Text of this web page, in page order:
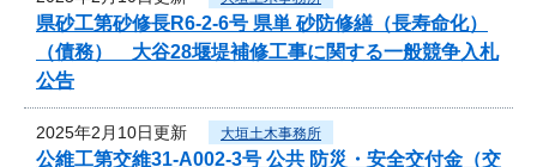
県砂工第砂修長R6-2-6号 県単 砂防修繕（長寿命化）
（債務） 大谷28堰堤補修工事に関する一般競争入札
公告
2025年2月10日更新 大垣土木事務所
公維工第交維31-A002-3号 公共 防災・安全交付金（交